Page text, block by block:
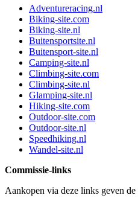
Adventureracing.nl
Biking-site.com
Biking-site.nl
Buitensportsite.nl
Buitensport-site.nl
Camping-site.nl
Climbing-site.com
Climbing-site.nl
Glamping-site.nl
Hiking-site.com
Outdoor-site.com
Outdoor-site.nl
Speedhiking.nl
Wandel-site.nl
Commissie-links
Aankopen via deze links geven